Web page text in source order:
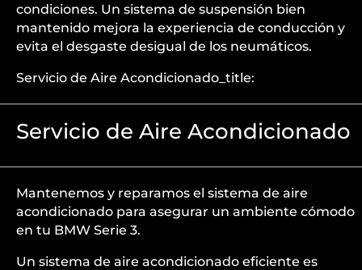
condiciones. Un sistema de suspensión bien
mantenido mejora la experiencia de conducción y
evita el desgaste desigual de los neumáticos.
Servicio de Aire Acondicionado_title:
Servicio de Aire Acondicionado
Mantenemos y reparamos el sistema de aire
acondicionado para asegurar un ambiente cómodo
en tu BMW Serie 3.
Un sistema de aire acondicionado eficiente es